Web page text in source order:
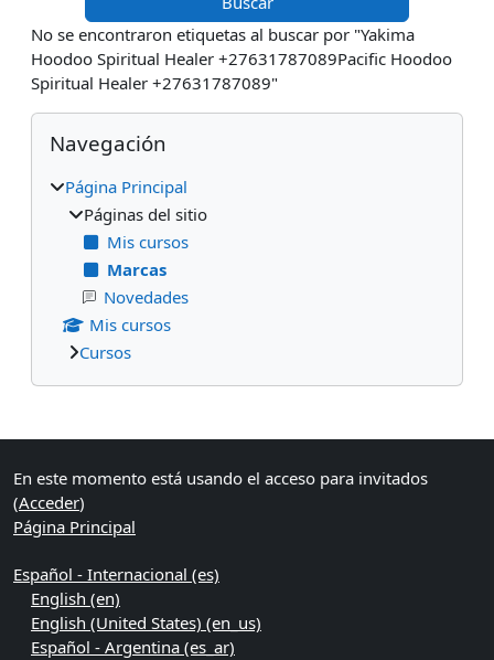
No se encontraron etiquetas al buscar por "Yakima
Hoodoo Spiritual Healer +27631787089Pacific Hoodoo
Spiritual Healer +27631787089"
Bloques
Salta Navegación
Navegación
Página Principal
Páginas del sitio
Mis cursos
Marcas
Novedades
Mis cursos
Cursos
Bloques suplementarios
En este momento está usando el acceso para invitados
(Acceder)
Página Principal
Español - Internacional ‎(es)‎
English ‎(en)‎
English (United States) ‎(en_us)‎
Español - Argentina ‎(es_ar)‎